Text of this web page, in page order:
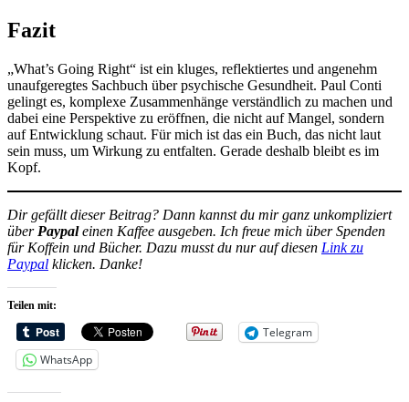
Fazit
„What’s Going Right“ ist ein kluges, reflektiertes und angenehm
unaufgeregtes Sachbuch über psychische Gesundheit. Paul Conti
gelingt es, komplexe Zusammenhänge verständlich zu machen und
dabei eine Perspektive zu eröffnen, die nicht auf Mangel, sondern
auf Entwicklung schaut. Für mich ist das ein Buch, das nicht laut
sein muss, um Wirkung zu entfalten. Gerade deshalb bleibt es im
Kopf.
Dir gefällt dieser Beitrag? Dann kannst du mir ganz unkompliziert
über Paypaleinen Kaffee ausgeben. Ich freue mich über Spenden
für Koffein und Bücher. Dazu musst du nur auf diesen Link zu
Paypal klicken. Danke!
Teilen mit:
Telegram
WhatsApp